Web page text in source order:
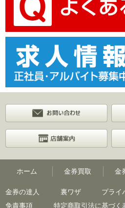
ホーム 金券買取 金
金券の達人 裏ワザ
プライ
免責事項
特定商取引法に基づく